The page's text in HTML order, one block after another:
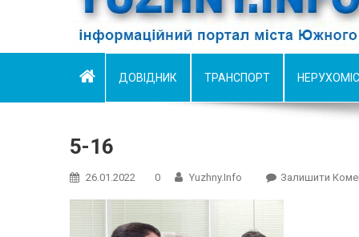
ДОВІДНИК ТРАНСПОРТ
5-16
26.01.2022 0 Yuzhny.info Залишити